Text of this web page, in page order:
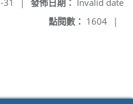
點閱數： 1604 |